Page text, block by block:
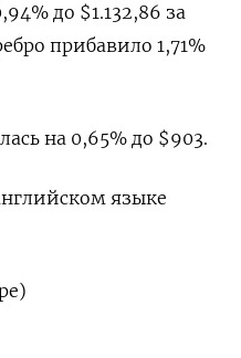
до $1.132,86​​ за
прибавило 1,71%
на 0,65% до $903.
языке